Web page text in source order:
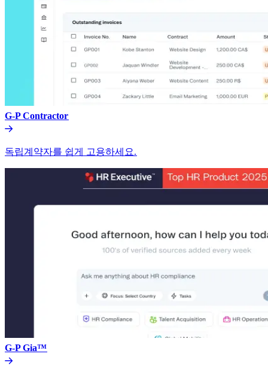
G-P Contractor​​
독립계약자를 쉽게 고용하세요.​​
G-P Gia™​​